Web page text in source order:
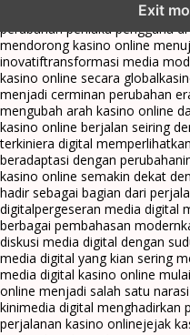
Exit
perubahan perilaku pengguna
mendorong kasino online
inovatiftransformasi media
kasino online secara global
menjadi cerminan perubahan
mengubah arah kasino online
kasino online berjalan seiring
terkiniera digital
beradaptasi dengan perubahan
kasino online semakin dekat
hadir sebagai bagian dari
digitalpergeseran media digital
berbagai pembahasan modern
diskusi media digital dengan
media digital yang kian sering
media digital kasino online
online menjadi salah satu
kinimedia digital menghadirkan
perjalanan kasino onlinejejak